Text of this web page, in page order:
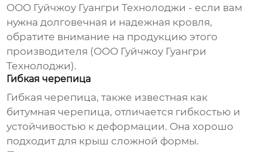
ООО Гуйчжоу Гуангри Технолоджи - если вам
нужна долговечная и надежная кровля,
обратите внимание на продукцию этого
производителя (ООО Гуйчжоу Гуангри
Технолоджи).
Гибкая черепица
Гибкая черепица, также известная как
битумная черепица, отличается гибкостью и
устойчивостью к деформации. Она хорошо
подходит для крыш сложной формы.